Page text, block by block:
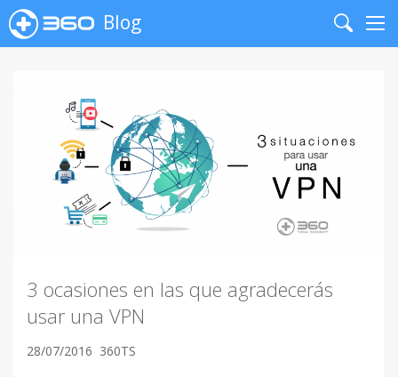
Blog
Search
3 ocasiones en las que agradecerás
usar una VPN
28/07/2016 360TS